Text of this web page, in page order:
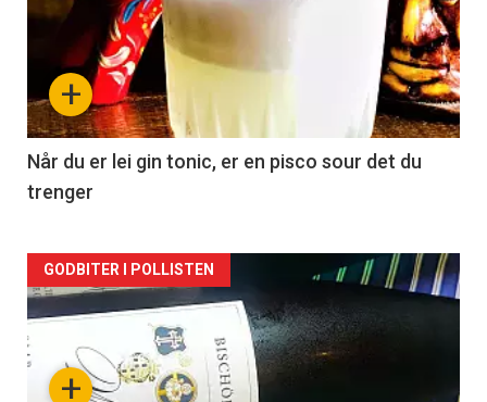
akkurat
nå
-
2
+
Når du er lei gin tonic, er en pisco sour det du
trenger
Forsiden
akkurat
nå+
GODBITER I POLLISTEN